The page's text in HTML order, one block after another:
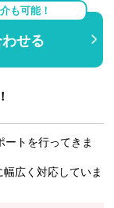
も可能！
せる
トを行ってきま
広く対応していま